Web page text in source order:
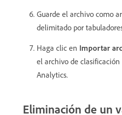
Guarde el archivo como
delimitado por
Haga clic en Importar
el archivo de
Analytics.
Eliminación de un